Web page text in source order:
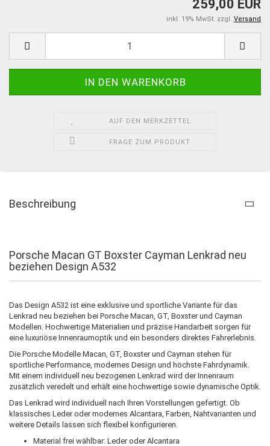
259,00 EUR
inkl. 19% MwSt. zzgl. Versand
AUF DEN MERKZETTEL
FRAGE ZUM PRODUKT
Beschreibung
Porsche Macan GT Boxster Cayman Lenkrad neu
beziehen Design A532
Das Design A532 ist eine exklusive und sportliche Variante für das
Lenkrad neu beziehen bei Porsche Macan, GT, Boxster und Cayman
Modellen. Hochwertige Materialien und präzise Handarbeit sorgen für
eine luxuriöse Innenraumoptik und ein besonders direktes Fahrerlebnis.
Die Porsche Modelle Macan, GT, Boxster und Cayman stehen für
sportliche Performance, modernes Design und höchste Fahrdynamik.
Mit einem individuell neu bezogenen Lenkrad wird der Innenraum
zusätzlich veredelt und erhält eine hochwertige sowie dynamische Optik.
Das Lenkrad wird individuell nach Ihren Vorstellungen gefertigt. Ob
klassisches Leder oder modernes Alcantara, Farben, Nahtvarianten und
weitere Details lassen sich flexibel konfigurieren.
Material frei wählbar: Leder oder Alcantara